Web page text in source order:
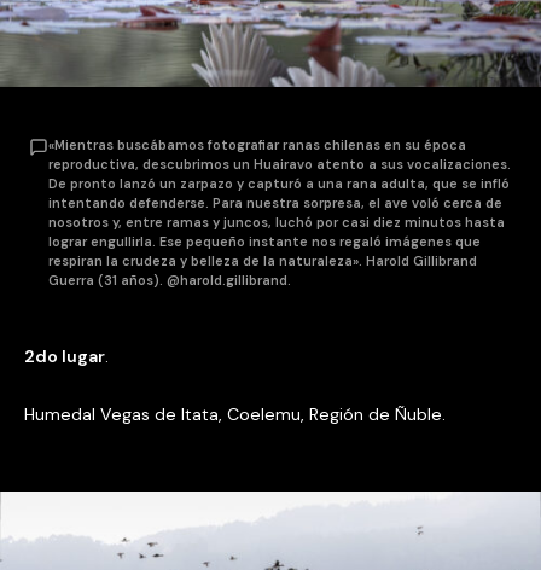
«Mientras buscábamos fotografiar ranas chilenas en su época
reproductiva, descubrimos un Huairavo atento a sus vocalizaciones.
De pronto lanzó un zarpazo y capturó a una rana adulta, que se infló
intentando defenderse. Para nuestra sorpresa, el ave voló cerca de
nosotros y, entre ramas y juncos, luchó por casi diez minutos hasta
lograr engullirla. Ese pequeño instante nos regaló imágenes que
respiran la crudeza y belleza de la naturaleza». Harold Gillibrand
Guerra (31 años). @harold.gillibrand.
2do lugar.
Humedal Vegas de Itata, Coelemu, Región de Ñuble.